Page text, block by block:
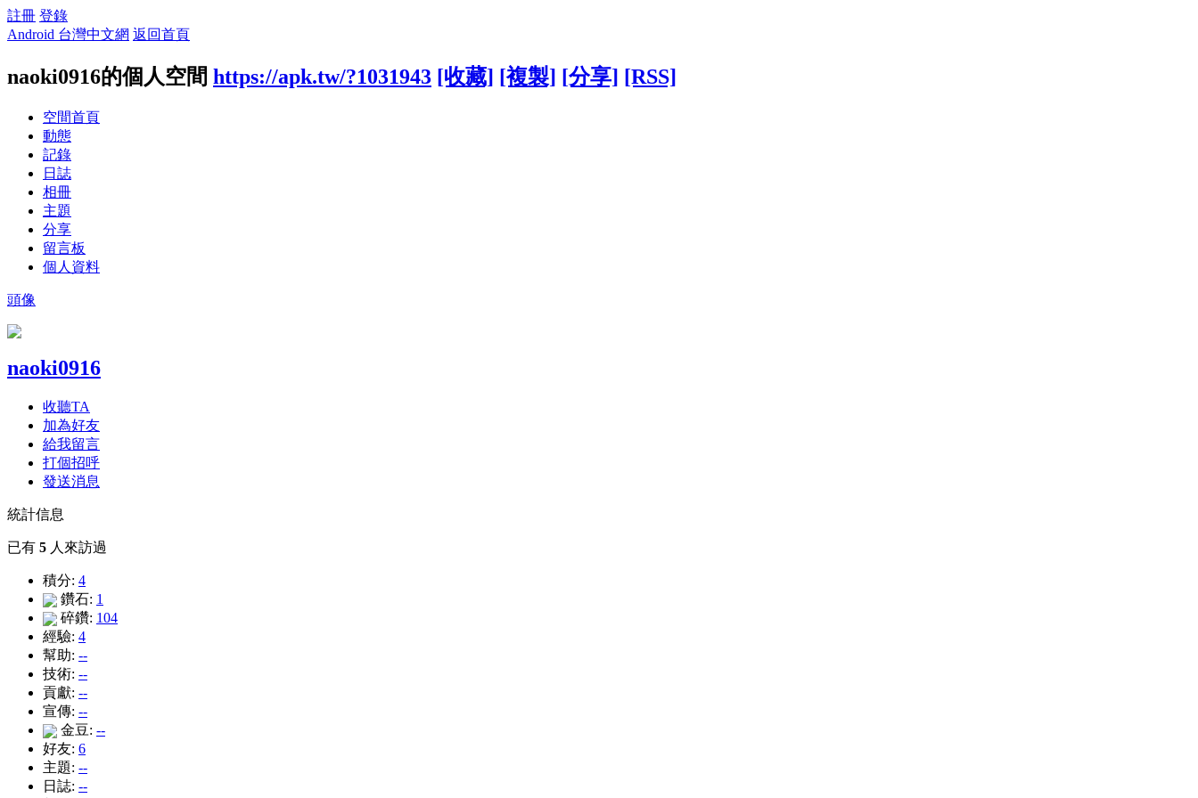
註冊 登錄
Android 台灣中文網 返回首頁
naoki0916的個人空間 https://apk.tw/?1031943 [收藏] [複製] [分享] [RSS]
空間首頁
動態
記錄
日誌
相冊
主題
分享
留言板
個人資料
頭像
naoki0916
收聽TA
加為好友
給我留言
打個招呼
發送消息
統計信息
已有 5 人來訪過
積分: 4
鑽石: 1
碎鑽: 104
經驗: 4
幫助: --
技術: --
貢獻: --
宣傳: --
金豆: --
好友: 6
主題: --
日誌: --